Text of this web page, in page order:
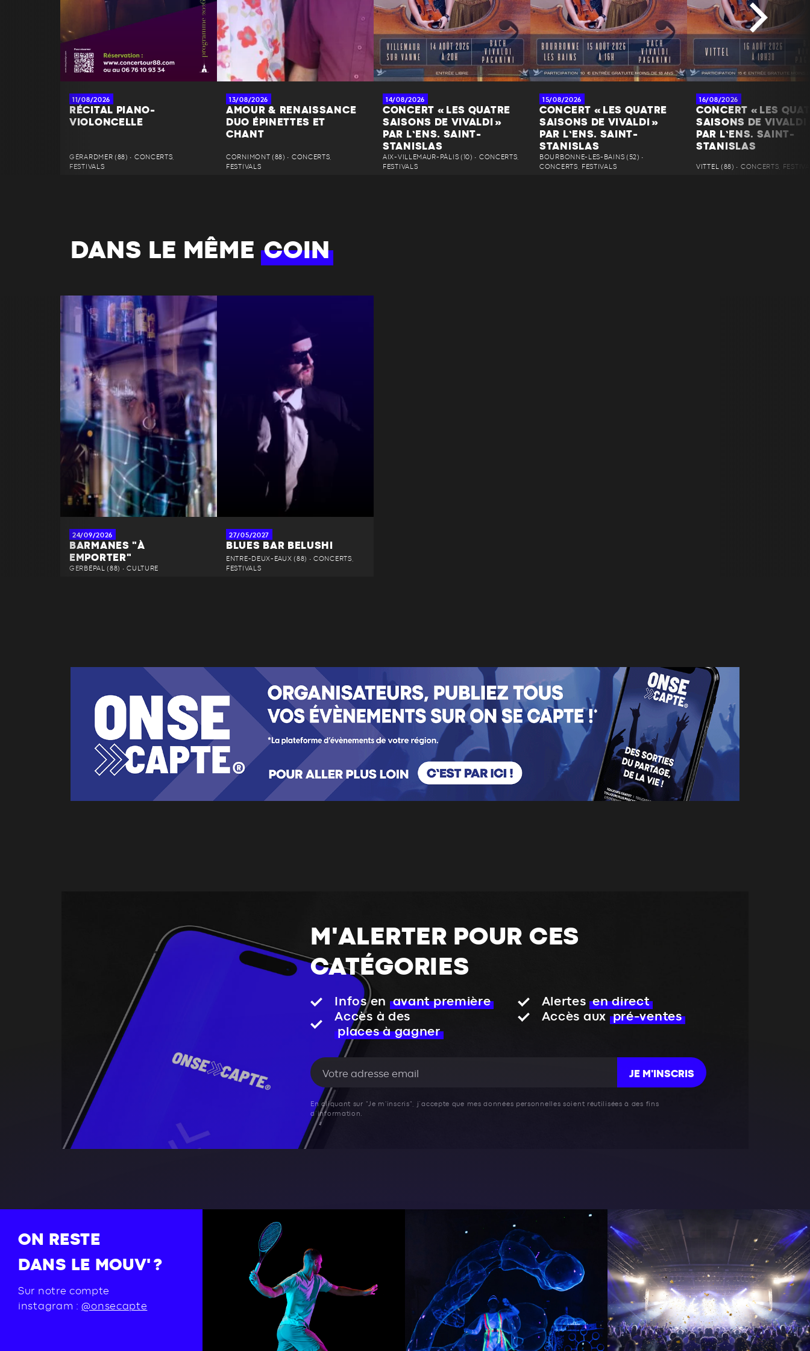
11/08/2026
RÉCITAL PIANO-
VIOLONCELLE
GÉRARDMER (88) • CONCERTS,
FESTIVALS
13/08/2026
AMOUR & RENAISSANCE
DUO ÉPINETTES ET
CHANT
CORNIMONT (88) • CONCERTS,
FESTIVALS
14/08/2026
CONCERT « LES QUATRE
SAISONS DE VIVALDI »
PAR L’ENS. SAINT-
STANISLAS
AIX-VILLEMAUR-PÂLIS (10) • CONCERTS,
FESTIVALS
15/08/2026
CONCERT « LES QUATRE
SAISONS DE VIVALDI »
PAR L’ENS. SAINT-
STANISLAS
BOURBONNE-LES-BAINS (52) •
CONCERTS, FESTIVALS
16/08/2026
CONCERT « LES
SAISONS DE VIVALDI
PAR L’ENS. SAINT-
STANISLAS
VITTEL (88) • CONCERTS,
DANS LE MÊMECOIN
24/09/2026
BARMANES "À
EMPORTER"
GERBÉPAL (88) • CULTURE
27/05/2027
BLUES BAR BELUSHI
ENTRE-DEUX-EAUX (88) • CONCERTS,
FESTIVALS
M'ALERTER POUR CES
CATÉGORIES
Infos en avant première Alertes en direct
Accès à des
places à gagner
Accès aux pré-ventes
JE M'INSCRIS
En cliquant sur "Je m'inscris", j’accepte que mes données personnelles soient réutilisées à des fins
d’information.
ON RESTE
DANS LE MOUV' ?
Sur notre compte
instagram :@onsecapte